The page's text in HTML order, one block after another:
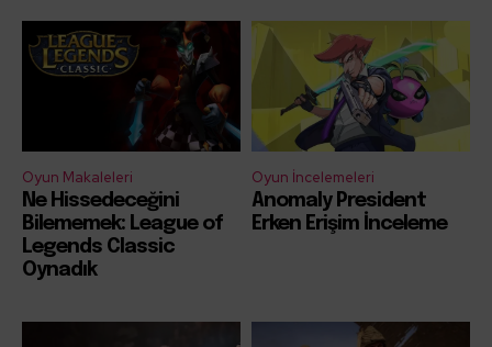
Oyun Makaleleri
Ne Hissedeceğini
Bilememek: League of
Legends Classic
Oynadık
Oyun İncelemeleri
Anomaly President
Erken Erişim İnceleme